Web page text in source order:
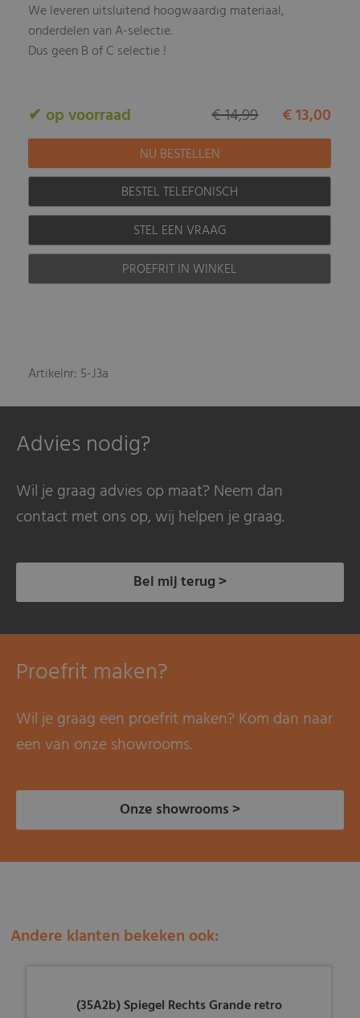
We leveren uitsluitend hoogwaardig materiaal,
onderdelen van A-selectie.
Dus geen B of C selectie !
✔ op voorraad € 13,00
€ 14,99
BESTEL TELEFONISCH
STEL EEN VRAAG
PROEFRIT IN WINKEL
Artikelnr: 5-J3a
Advies nodig?
Wil je graag advies op maat? Neem dan
contact met ons op, wij helpen je graag.
Bel mij terug >
Proefrit maken?
Wil je graag een proefrit maken? Kom dan naar
een van onze showrooms.
Onze showrooms >
Andere klanten bekeken ook:
(35A2b) Spiegel Rechts Grande retro